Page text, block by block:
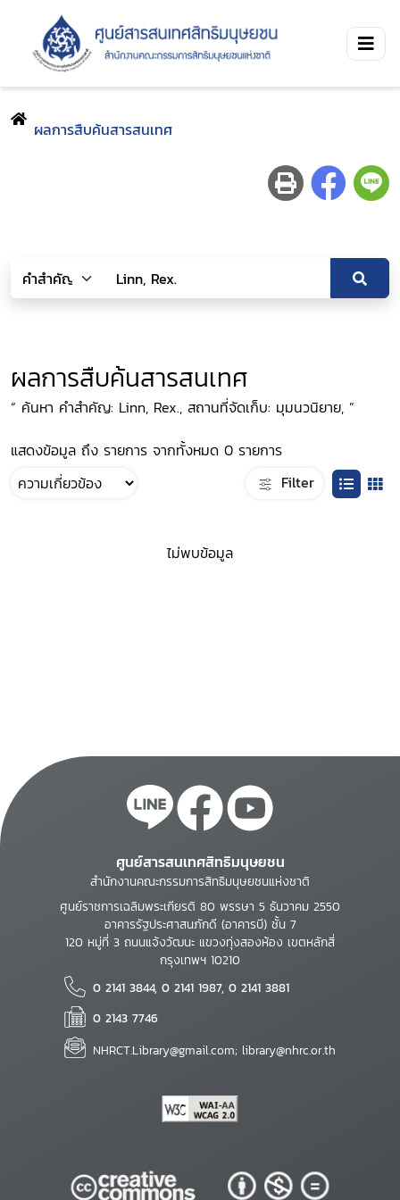
ผลการสืบค้นสารสนเทศ
ผลการสืบค้นสารสนเทศ
“ ค้นหา คำสำคัญ: Linn, Rex., สถานที่จัดเก็บ: มุมนวนิยาย, ”
แสดงข้อมูล ถึง รายการ จากทั้งหมด 0 รายการ
Filter
ไม่พบข้อมูล
ศูนย์สารสนเทศสิทธิมนุษยชน
สำนักงานคณะกรรมการสิทธิมนุษยชนแห่งชาติ
ศูนย์ราชการเฉลิมพระเกียรติ 80 พรรษา 5 ธันวาคม 2550
อาคารรัฐประศาสนภักดี (อาคารบี) ชั้น 7
120 หมู่ที่ 3 ถนนแจ้งวัฒนะ แขวงทุ่งสองห้อง เขตหลักสี่
กรุงเทพฯ 10210
0 2141 3844, 0 2141 1987, 0 2141 3881
0 2143 7746
NHRCT.Library@gmail.com; library@nhrc.or.th